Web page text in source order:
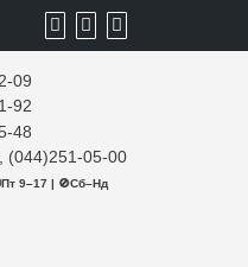
09
92
48
(044)251-05-00
9–17 | 🚫Сб–Нд